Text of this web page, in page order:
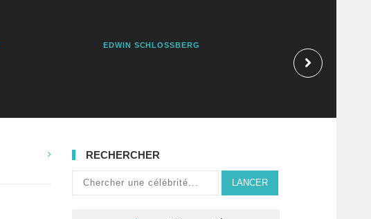
EDWIN SCHLOSSBERG
RECHERCHER
LANCER